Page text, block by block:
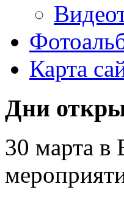
Карта
Дни
30 марта в